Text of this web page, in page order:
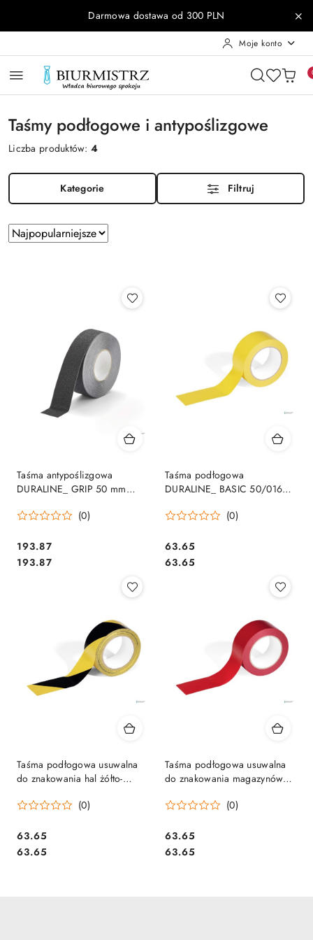
Przejdź do treści głównej
Przejdź do wyszukiwarki
Przejdź do moje konto
Przejdź do menu głównego
Przejdź do stopkiDarmowa dostawa od 300 PLN
Moje konto
Taśmy podłogowe i antypoślizgowe
Liczba produktów:4
Kategorie Filtruj
Zastosowano
sortowanie:
Sortuj
według
Taśma antypoślizgowa
DURALINE_ GRIP 50 mm
(0)
Cena:
193.87
Cena:
193.87
Taśma podłogowa
DURALINE_ BASIC 50/016
(0)
Cena:
63.65
Cena:
63.65
Taśma podłogowa usuwalna
do znakowania hal żółto-
1044130
(0)
Cena:
63.65
Cena:
63.65
Taśma podłogowa usuwalna
do znakowania magazynów
czerwona 104403 DURABLE
(0)
Cena:
63.65
Cena:
63.65